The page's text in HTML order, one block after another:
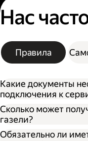
Нас
Правила
Какие документы
подключения к
Сколько может
газели?
Обязательно ли